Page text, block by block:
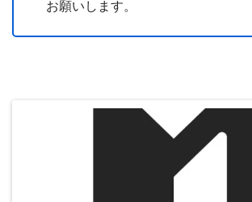
お願いします。